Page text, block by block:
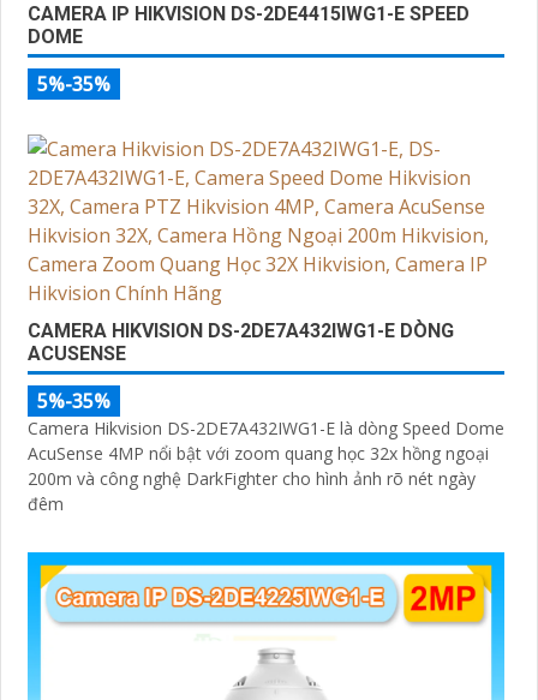
CAMERA IP HIKVISION DS-2DE4415IWG1-E SPEED
DOME
5%-35%
CAMERA HIKVISION DS-2DE7A432IWG1-E DÒNG
ACUSENSE
5%-35%
Camera Hikvision DS-2DE7A432IWG1-E là dòng Speed Dome
AcuSense 4MP nổi bật với zoom quang học 32x hồng ngoại
200m và công nghệ DarkFighter cho hình ảnh rõ nét ngày
đêm